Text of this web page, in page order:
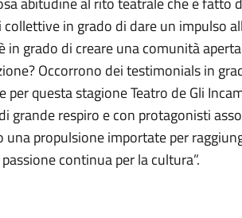
in grado di dare un impulso
in grado di creare una comunità
Occorrono dei testimonials in
per questa stagione Teatro de Gli
grande respiro e con protagonisti
una propulsione importate per
continua per la cultura”.